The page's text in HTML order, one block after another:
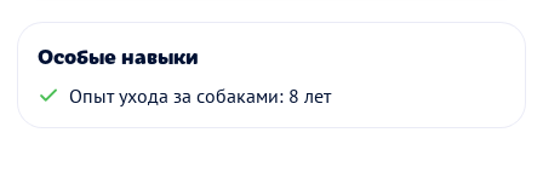
Особые навыки
Опыт ухода за собаками: 8 лет